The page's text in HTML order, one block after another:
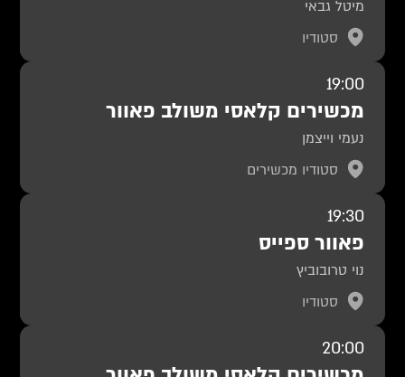
מיטל גבאי
סטודיו
19:00
מכשירים קלאסי משולב פאוור
נעמי וייצמן
סטודיו מכשירים
19:30
פאוור ספייס
נוי טרובוביץ
סטודיו
20:00